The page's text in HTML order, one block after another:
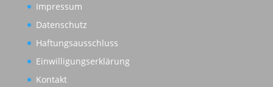
Impressum
Datenschutz
Haftungsausschluss
Einwilligungserklärung
Kontakt